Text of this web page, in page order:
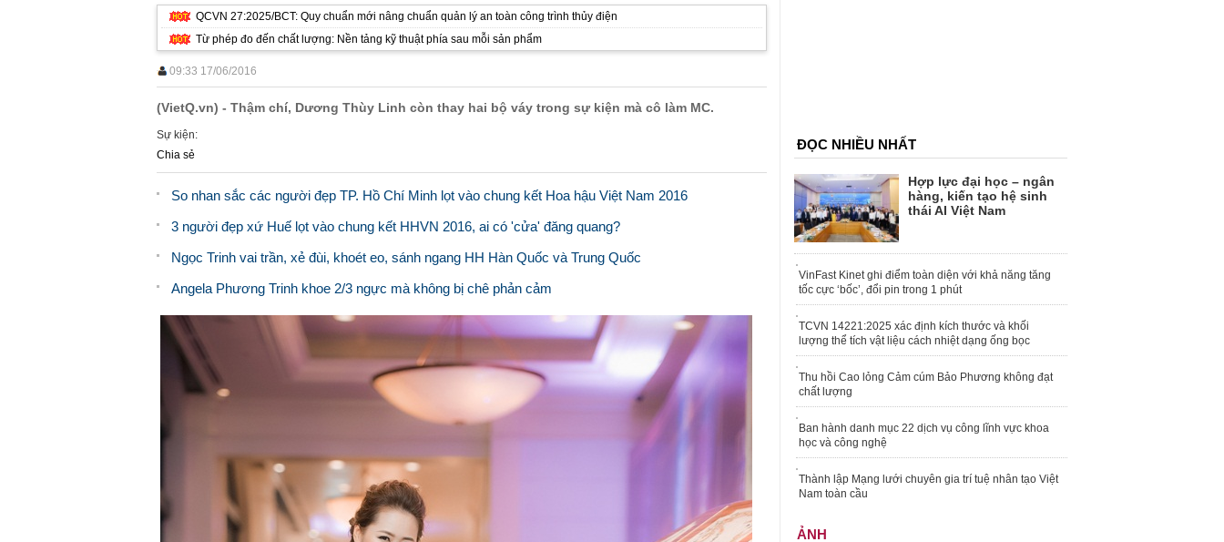
QCVN 27:2025/BCT: Quy chuẩn mới nâng chuẩn quản lý an toàn công trình thủy điện
Từ phép đo đến chất lượng: Nền tảng kỹ thuật phía sau mỗi sản phẩm
09:33 17/06/2016
(VietQ.vn) - Thậm chí, Dương Thùy Linh còn thay hai bộ váy trong sự kiện mà cô làm MC.
Sự kiện:
Chia sẻ
So nhan sắc các người đẹp TP. Hồ Chí Minh lọt vào chung kết Hoa hậu Việt Nam 2016
3 người đẹp xứ Huế lọt vào chung kết HHVN 2016, ai có 'cửa' đăng quang?
Ngọc Trinh vai trần, xẻ đùi, khoét eo, sánh ngang HH Hàn Quốc và Trung Quốc
Angela Phương Trinh khoe 2/3 ngực mà không bị chê phản cảm
ĐỌC NHIỀU NHẤT
Hợp lực đại học – ngân
hàng, kiến tạo hệ sinh
thái AI Việt Nam
VinFast Kinet ghi điểm toàn diện với khả năng tăng
tốc cực ‘bốc’, đổi pin trong 1 phút
TCVN 14221:2025 xác định kích thước và khối
lượng thể tích vật liệu cách nhiệt dạng ống bọc
Thu hồi Cao lỏng Cảm cúm Bảo Phương không đạt
chất lượng
Ban hành danh mục 22 dịch vụ công lĩnh vực khoa
học và công nghệ
Thành lập Mạng lưới chuyên gia trí tuệ nhân tạo Việt
Nam toàn cầu
ẢNH